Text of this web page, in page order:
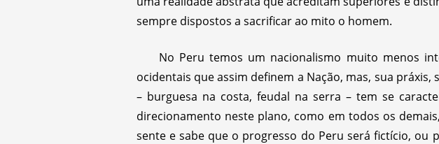
sempre dispostos a sacrificar ao mito o homem.
No Peru temos um nacionalismo muito menos
ocidentais que assim definem a Nação, mas, sua
– burguesa na costa, feudal na serra – tem se
direcionamento neste plano, como em todos os
sente e sabe que o progresso do Peru será fictício,